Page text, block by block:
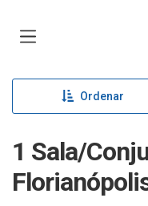
Ordenar
1 Sala/